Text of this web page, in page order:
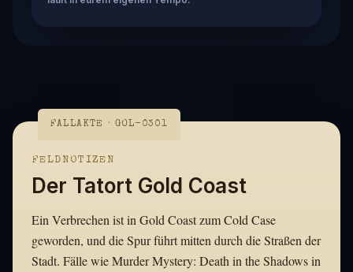
FALLAKTE · GOL-0301
FELDNOTIZEN
Der Tatort Gold Coast
Ein Verbrechen ist in Gold Coast zum Cold Case
geworden, und die Spur führt mitten durch die Straßen der
Stadt. Fälle wie Murder Mystery: Death in the Shadows in